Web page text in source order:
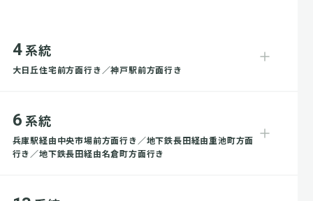
4 系統
大日丘住宅前方面行き／神戸駅前方面行き
6 系統
兵庫駅経由中央市場前方面行き／地下鉄長田経由重池町方面
行き／地下鉄長田経由名倉町方面行き